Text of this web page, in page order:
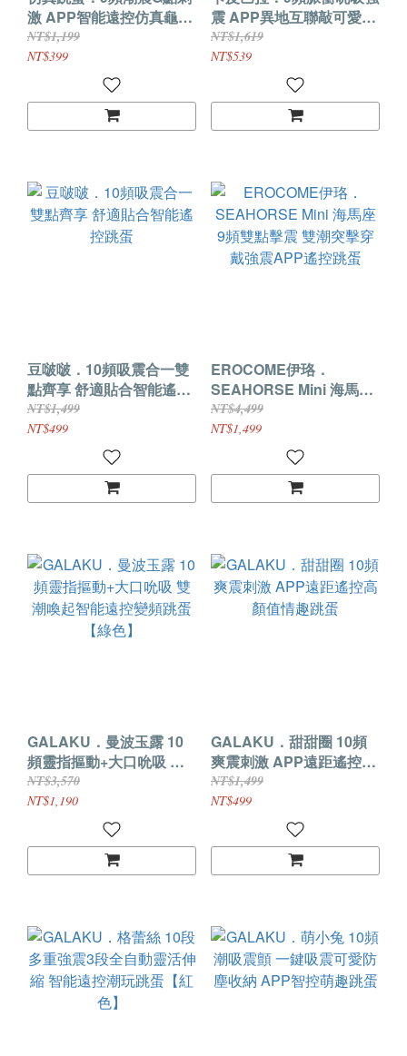
激 APP智能遠控仿真龜頭
情趣跳蛋【黑色】
NT$1,199
NT$399
震 APP異地互聯敲可愛萌
寵吮吸器
NT$1,619
NT$539
豆啵啵．10頻吸震合一雙
點齊享 舒適貼合智能遙控
跳蛋
NT$1,499
NT$499
EROCOME伊珞．
SEAHORSE Mini 海馬座
9頻雙點擊震 雙潮突擊穿
戴強震APP遙控跳蛋
NT$4,499
NT$1,499
GALAKU．曼波玉露 10
頻靈指摳動+大口吮吸 雙
潮喚起智能遠控變頻跳蛋
【綠色】
NT$3,570
NT$1,190
GALAKU．甜甜圈 10頻
爽震刺激 APP遠距遙控高
顏值情趣跳蛋
NT$1,499
NT$499